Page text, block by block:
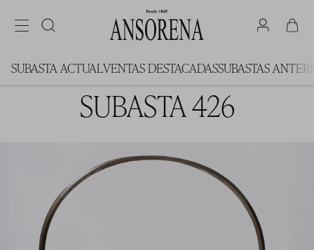
SUBASTA ACTUALVENTAS DESTACADASSUBASTAS
SUBASTA 426